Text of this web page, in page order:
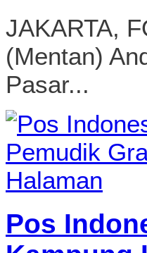
JAKARTA,
(Mentan)
Pasar...
Pos